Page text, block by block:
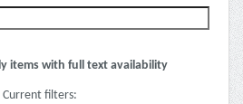
items with full text availability
Current filters: